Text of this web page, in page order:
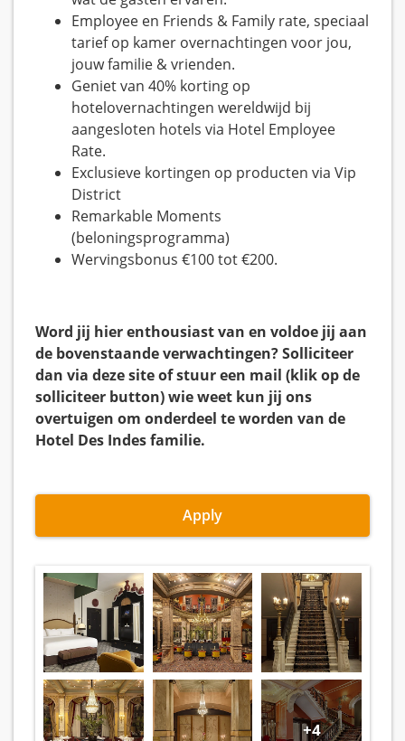
Employee en Friends & Family rate, speciaal
tarief op kamer overnachtingen voor jou,
jouw familie & vrienden.
Geniet van 40% korting op
hotelovernachtingen wereldwijd bij
aangesloten hotels via Hotel Employee
Rate.
Exclusieve kortingen op producten via Vip
District
Remarkable Moments
(beloningsprogramma)
Wervingsbonus €100 tot €200.
Word jij hier enthousiast van en voldoe jij aan
de bovenstaande verwachtingen? Solliciteer
dan via deze site of stuur een mail (klik op de
solliciteer button) wie weet kun jij ons
overtuigen om onderdeel te worden van de
Hotel Des Indes familie.
Apply
+4